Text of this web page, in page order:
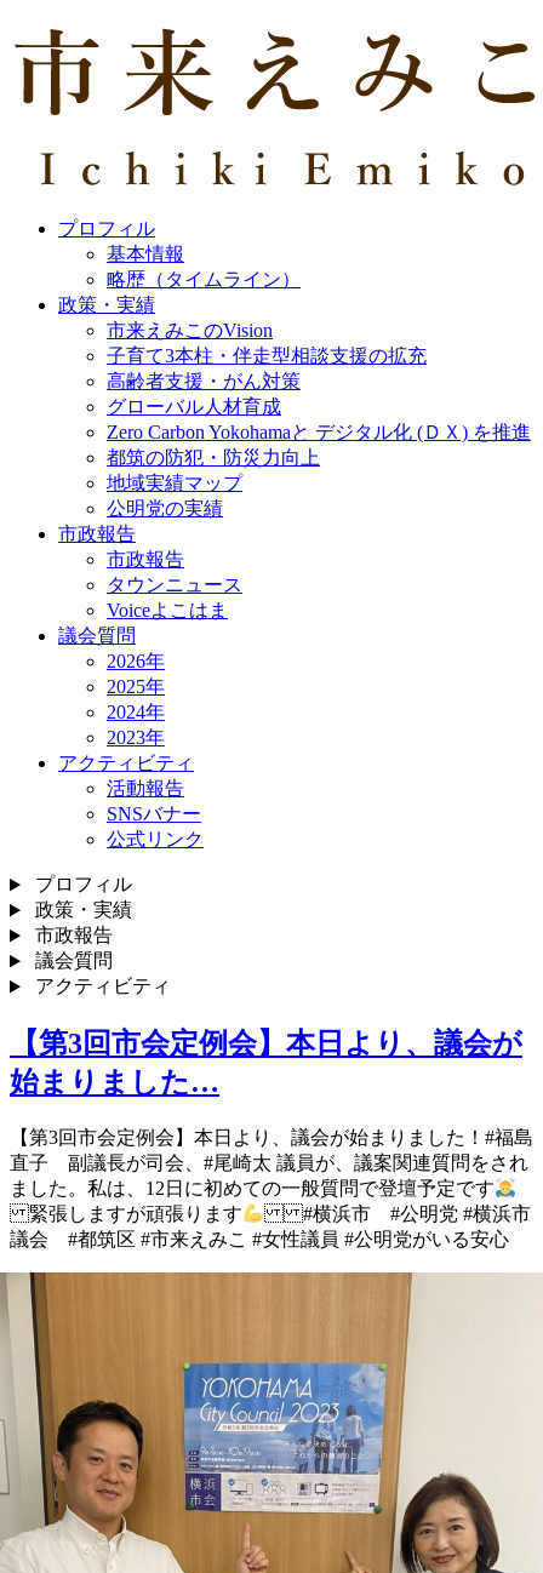
プロフィル
基本情報
略歴（タイムライン）
政策・実績
市来えみこのVision
子育て3本柱・伴走型相談支援の拡充
高齢者支援・がん対策
グローバル人材育成
Zero Carbon Yokohamaと デジタル化 (ＤＸ) を推進
都筑の防犯・防災力向上
地域実績マップ
公明党の実績
市政報告
市政報告
タウンニュース
Voiceよこはま
議会質問
2026年
2025年
2024年
2023年
アクティビティ
活動報告
SNSバナー
公式リンク
プロフィル
政策・実績
市政報告
議会質問
アクティビティ
【第3回市会定例会】本日より、議会が
始まりました…
【第3回市会定例会】 本日より、議会が始まりました！ #福島
直子 副議長が司会、 #尾崎太 議員が、議案関連質問を され
ました。 私は、12日に初めての一般質問で 登壇予定です
緊張しますが頑張ります
#横浜市 #公明党 #横浜市
議会 #都筑区 #市来えみこ #女性議員 #公明党がいる安心